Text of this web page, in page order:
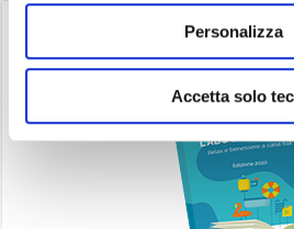
Personalizza
Accetta solo
Scarica